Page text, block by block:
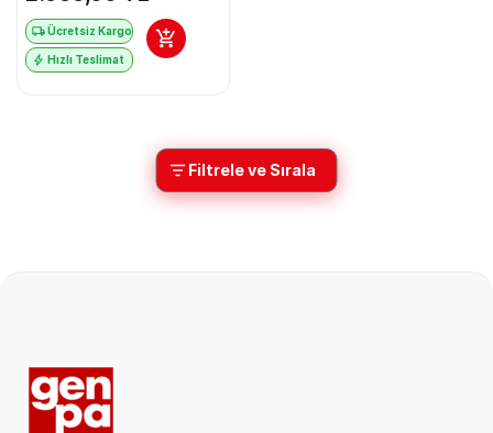
Ücretsiz Kargo
Hızlı Teslimat
Filtrele ve Sırala